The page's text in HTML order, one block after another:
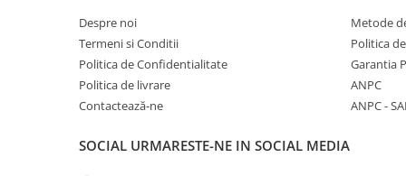
Despre noi
Termeni si Conditii
Politica de Confidentialitate
Politica de livrare
Contactează-ne
Metode
Politica
Garantia
ANPC
ANPC -
SOCIAL URMARESTE-NE IN SOCIAL MEDIA